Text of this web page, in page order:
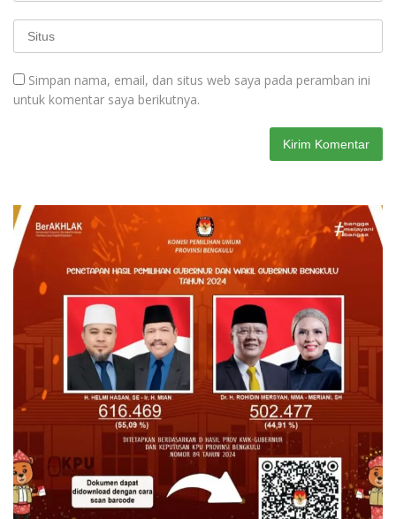
Simpan nama, email, dan situs web saya pada peramban ini
untuk komentar saya berikutnya.